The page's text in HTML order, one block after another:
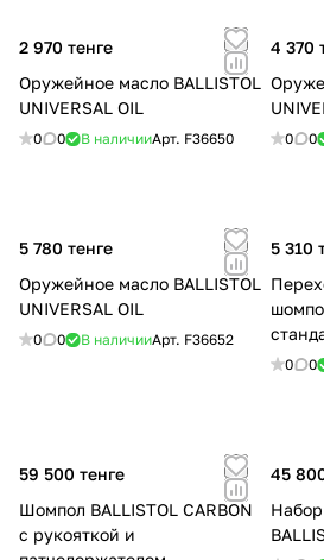
2 970 тенге
Оружейное масло BALLISTOL
UNIVERSAL OIL
0 0 В наличииАрт. F36650
4 370
0 0
5 780 тенге
Оружейное масло BALLISTOL
UNIVERSAL OIL
0 0 В наличииАрт. F36652
5 310
0 0
59 500 тенге
Шомпол BALLISTOL CARBON
с рукояткой и
45